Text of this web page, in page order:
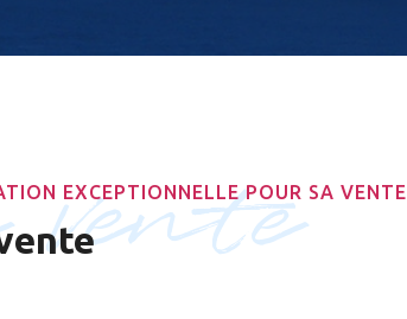
EXCEPTIONNELLE POUR SA VENTE